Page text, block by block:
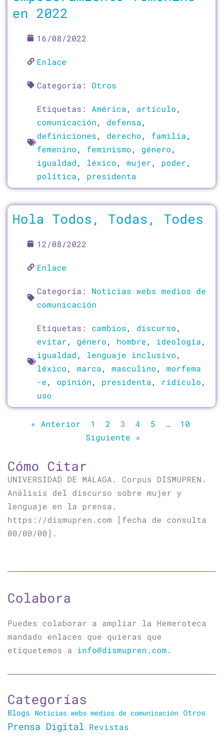
en 2022
16/08/2022
Enlace
Categoría: Otros
Etiquetas: América, artículo,
comunicación, defensa,
definiciones, derecho, familia,
femenino, feminismo, género,
igualdad, léxico, mujer, poder,
política, presidenta
Hola Todos, Todas, Todes
12/08/2022
Enlace
Categoría: Noticias webs medios de
comunicación
Etiquetas: cambios, discurso,
evitar, género, hombre, ideología,
igualdad, lenguaje inclusivo,
léxico, marca, masculino, morfema
-e, opinión, presidenta, ridículo,
uso
« Anterior 1 2 3 4 5 …
10
Siguiente »
Cómo Citar
UNIVERSIDAD DE MÁLAGA. Corpus DISMUPREN.
Análisis del discurso sobre mujer y
lenguaje en la prensa.
https://dismupren.com [fecha de consulta
00/00/00].
Colabora
Puedes colaborar a ampliar la Hemeroteca
mandado enlaces que quieras que
etiquetemos a info@dismupren.com .
Categorías
Blogs Noticias webs medios de comunicación Otros
Prensa Digital Revistas